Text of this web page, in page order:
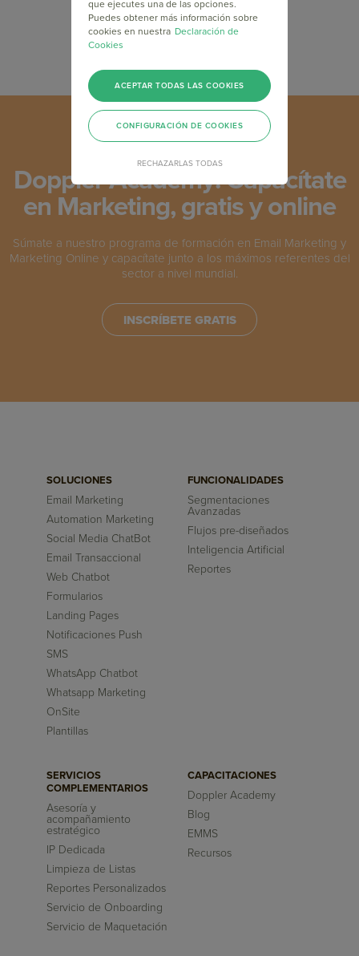
Doppler Academy: Capacítate
en Marketing, gratis y online
Súmate a nuestro programa de formación en Email Marketing y
Marketing Online y capacítate junto a los máximos referentes del
sector a nivel mundial.
INSCRÍBETE GRATIS
SOLUCIONES
Email Marketing
Automation Marketing
Social Media ChatBot
Email Transaccional
Web Chatbot
Formularios
Landing Pages
Notificaciones Push
SMS
WhatsApp Chatbot
Whatsapp Marketing
OnSite
Plantillas
FUNCIONALIDADES
Segmentaciones
Avanzadas
Flujos pre-diseñados
Inteligencia Artificial
Reportes
SERVICIOS
COMPLEMENTARIOS
Asesoría y
acompañamiento
estratégico
IP Dedicada
Limpieza de Listas
Reportes Personalizados
Servicio de Onboarding
Servicio de Maquetación
CAPACITACIONES
Doppler Academy
Blog
EMMS
Recursos
que ejecutes una de las opciones.
Puedes obtener más información sobre
cookies en nuestra Declaración de
Cookies
RECHAZARLAS TODAS
ACEPTAR TODAS LAS COOKIES
CONFIGURACIÓN DE COOKIES